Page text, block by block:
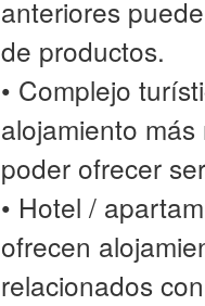
anteriores
de productos.
• Complejo
alojamiento
poder ofrecer
• Hotel /
ofrecen
relacionados